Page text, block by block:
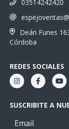
03514242420
Deán Funes
Córdoba
REDES SOCIALES
SUSCRIBITE A